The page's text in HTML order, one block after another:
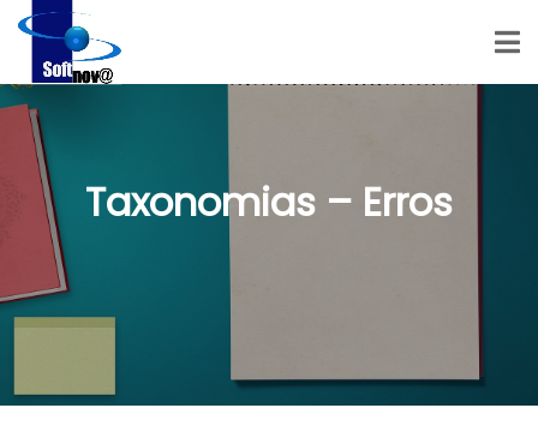
Taxonomias – Erros